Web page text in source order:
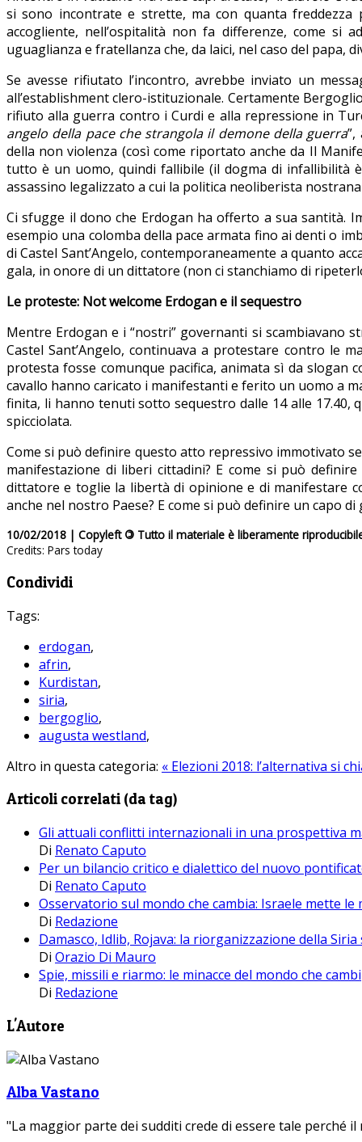
si sono incontrate e strette, ma con quanta
accogliente, nell’ospitalità non fa differenze, come si
uguaglianza e fratellanza che, da laici, nel caso del papa,
Se avesse rifiutato l’incontro, avrebbe inviato un
all’establishment clero-istituzionale. Certamente
rifiuto alla guerra contro i Curdi e alla repressione in
angelo della pace che strangola il demone della guerra”,
della non violenza (così come riportato anche da Il
tutto è un uomo, quindi fallibile (il dogma di infallibilità
assassino legalizzato a cui la politica neoliberista
Ci sfugge il dono che Erdogan ha offerto a sua santità.
esempio una colomba della pace armata fino ai denti o
di Castel Sant’Angelo, contemporaneamente a quanto
gala, in onore di un dittatore (non ci stanchiamo di
Le proteste: Not welcome Erdogan e il sequestro
Mentre Erdogan e i “nostri” governanti si scambiavano
Castel Sant’Angelo, continuava a protestare contro le
protesta fosse comunque pacifica, animata sì da slogan
cavallo hanno caricato i manifestanti e ferito un uomo a
finita, li hanno tenuti sotto sequestro dalle 14 alle 17.40,
spicciolata.
Come si può definire questo atto repressivo immotivato
manifestazione di liberi cittadini? E come si può
dittatore e toglie la libertà di opinione e di manifestare
anche nel nostro Paese? E come si può definire un capo
10/02/2018 | Copyleft © Tutto il materiale è liberamente
Credits: Pars today
Condividi
Tags:
erdogan,
afrin,
Kurdistan,
siria,
bergoglio,
augusta westland,
Altro in questa categoria: « Elezioni 2018: l’alternativa si
Articoli correlati (da tag)
Gli attuali conflitti internazionali in una prospettiva
Di Renato Caputo
Per un bilancio critico e dialettico del nuovo
Di Renato Caputo
Osservatorio sul mondo che cambia: Israele mette le
Di Redazione
Damasco, Idlib, Rojava: la riorganizzazione della
Di Orazio Di Mauro
Spie, missili e riarmo: le minacce del mondo che cambi
Di Redazione
L'Autore
Alba Vastano
"La maggior parte dei sudditi crede di essere tale perché